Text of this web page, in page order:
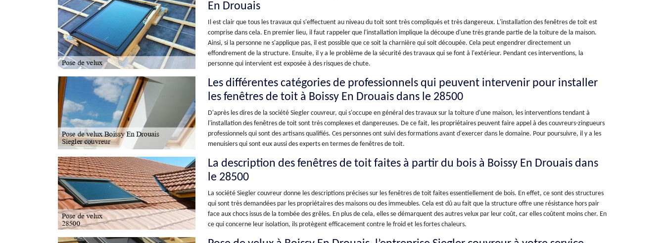
En Drouais
Il est clair que tous les travaux qui s'effectuent au niveau du toit sont très compliqués et très dangereux. L'installation des fenêtres de toit est
comprise dans cela. En premier lieu, il faut rappeler que l'installation implique la découpe d'une très grande partie de la toiture de la maison.
Ainsi, si la personne ne s'applique pas, il est possible que ce soit la charnière qui soit découpée. Cela peut engendrer directement un
effondrement de la structure. Ensuite, il y a le problème de la sécurité des travaux qui se font à l'extérieur. Pendant ces interventions, la
personne qui intervient est exposée à des risques de chute.
Les différentes catégories de professionnels qui peuvent intervenir pour installer
les fenêtres de toit à Boissy En Drouais dans le 28500
D'après les dires de la société Siegler couvreur, qui s'occupe en général des travaux sur la toiture d'une maison, les interventions tendant à
l'installation des fenêtres de toit sont très complexes et dangereuses. De ce fait, les propriétaires peuvent faire appel à des couvreurs-zingueurs
professionnels qui sont des artisans qualifiés. Ces personnes ont suivi des formations avant d'exercer dans le domaine. Pour poursuivre, il y a les
menuisiers qui sont eux aussi des experts en termes de fenêtres de toit.
La description des fenêtres de toit faites à partir du bois à Boissy En Drouais dans
le 28500
La société Siegler couvreur donne les descriptions précises sur les fenêtres de toit faites essentiellement de bois. En effet, ce sont des structures
qui sont très demandées par les propriétaires des maisons ou des immeubles. Cela est dû au fait que la structure offre une résistance hors pair
face aux chocs issus de la tombée des grêles. En plus de cela, elles se démarquent des autres velux par leur coût, car elles coûtent moins cher. En
ce qui concerne leur isolation, ils protègent efficacement contre le froid et les fortes chaleurs.